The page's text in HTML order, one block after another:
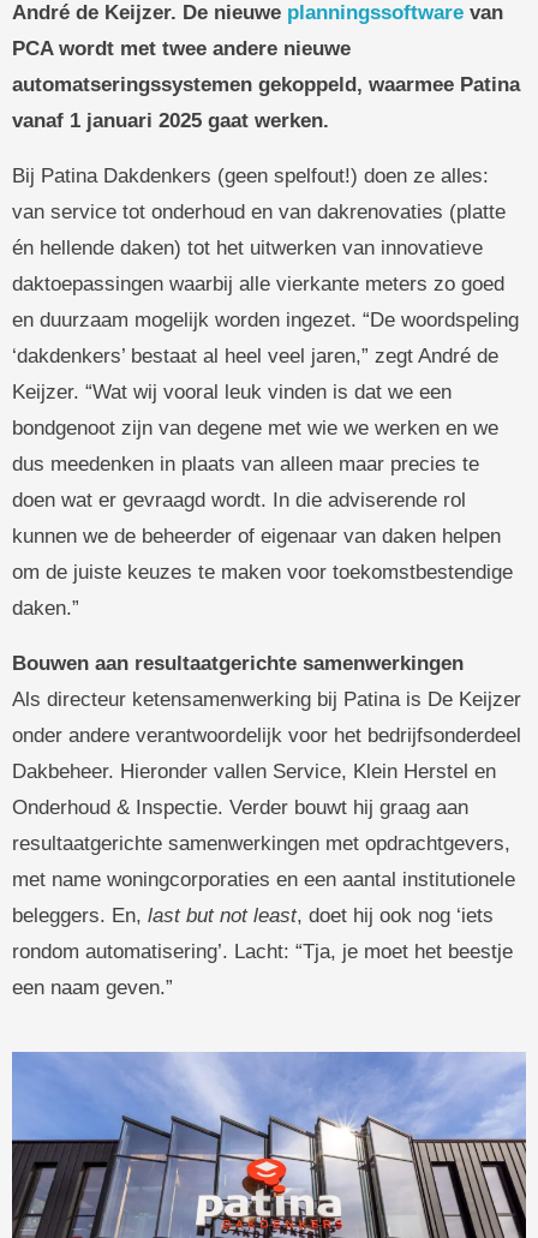
André de Keijzer. De nieuwe planningssoftware van
PCA wordt met twee andere nieuwe
automatseringssystemen gekoppeld, waarmee Patina
vanaf 1 januari 2025 gaat werken.
Bij Patina Dakdenkers (geen spelfout!) doen ze alles:
van service tot onderhoud en van dakrenovaties (platte
én hellende daken) tot het uitwerken van innovatieve
daktoepassingen waarbij alle vierkante meters zo goed
en duurzaam mogelijk worden ingezet. “De woordspeling
‘dakdenkers’ bestaat al heel veel jaren,” zegt André de
Keijzer. “Wat wij vooral leuk vinden is dat we een
bondgenoot zijn van degene met wie we werken en we
dus meedenken in plaats van alleen maar precies te
doen wat er gevraagd wordt. In die adviserende rol
kunnen we de beheerder of eigenaar van daken helpen
om de juiste keuzes te maken voor toekomstbestendige
daken.”
Bouwen aan resultaatgerichte samenwerkingen
Als directeur ketensamenwerking bij Patina is De Keijzer
onder andere verantwoordelijk voor het bedrijfsonderdeel
Dakbeheer. Hieronder vallen Service, Klein Herstel en
Onderhoud & Inspectie. Verder bouwt hij graag aan
resultaatgerichte samenwerkingen met opdrachtgevers,
met name woningcorporaties en een aantal institutionele
beleggers. En, last but not least, doet hij ook nog ‘iets
rondom automatisering’. Lacht: “Tja, je moet het beestje
een naam geven.”